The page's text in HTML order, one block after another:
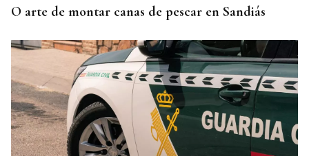
O arte de montar canas de pescar en Sandiás